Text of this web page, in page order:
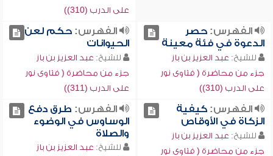
على الدرب (310))
الفهرس:حصر
الدعوة في فئة معينة
للشيخ: عبد العزيز بن باز
جزء من محاضرة ( فتاوى نور
على الدرب (310))
الفهرس:حكم لعن
الحيوانات
للشيخ: عبد العزيز بن باز
جزء من محاضرة ( فتاوى نور
على الدرب (311))
الفهرس:كيفية
الزكاة في الأوقاص
للشيخ: عبد العزيز بن باز
جزء من محاضرة ( فتاوى نور
الفهرس: طرق دفع
الوساوس في الوضوء
والصلاة
للشيخ: عبد العزيز بن باز